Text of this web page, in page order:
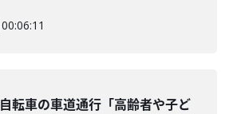
00:06:11
自転車の車道通行「高齢者や子ど